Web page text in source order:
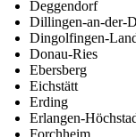
Deggendorf
Dillingen-an-der-
Dingolfingen-
Donau-Ries
Ebersberg
Eichstätt
Erding
Erlangen-
Forchheim